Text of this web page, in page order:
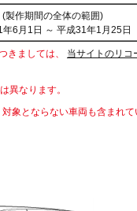
(製作期間の全体の範囲)
年6月1日 ～ 平成31年1月25日
きましては、 当サイトのリコ
異なります。
象とならない車両も含まれ